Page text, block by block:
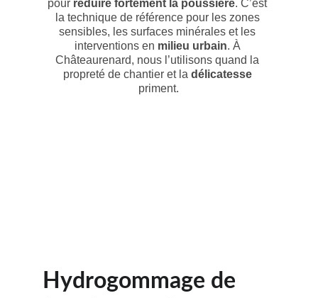
Hydrogommage de
pour réduire fortement la poussière. C’est
la technique de référence pour les zones
sensibles, les surfaces minérales et les
interventions en milieu urbain. À
Châteaurenard, nous l’utilisons quand la
propreté de chantier et la délicatesse
priment.